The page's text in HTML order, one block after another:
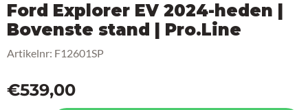
Ford Explorer EV 2024-heden |
Bovenste stand | Pro.Line
Artikelnr: F12601SP
€539,00